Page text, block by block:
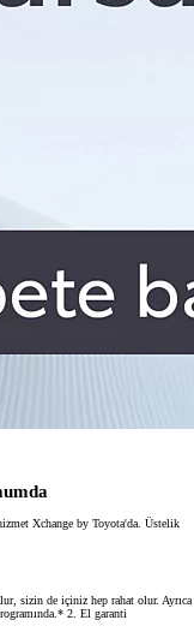
Xchange by Toyota'da. Üstelik
sizin de içiniz hep rahat olur. Ayrıca
2. El garanti